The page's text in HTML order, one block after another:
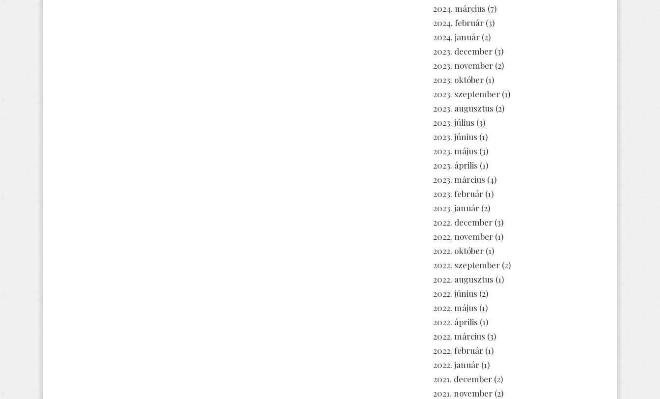
2024. március (7)
2024. február (3)
2024. január (2)
2023. december (3)
2023. november (2)
2023. október (1)
2023. szeptember (1)
2023. augusztus (2)
2023. július (3)
2023. június (1)
2023. május (3)
2023. április (1)
2023. március (4)
2023. február (1)
2023. január (2)
2022. december (3)
2022. november (1)
2022. október (1)
2022. szeptember (2)
2022. augusztus (1)
2022. június (2)
2022. május (1)
2022. április (1)
2022. március (3)
2022. február (1)
2022. január (1)
2021. december (2)
2021. november (2)